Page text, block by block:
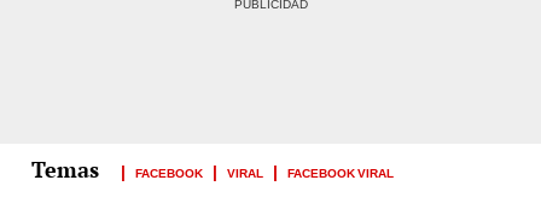
FACEBOOK VIRAL FACEBOOK VIRAL